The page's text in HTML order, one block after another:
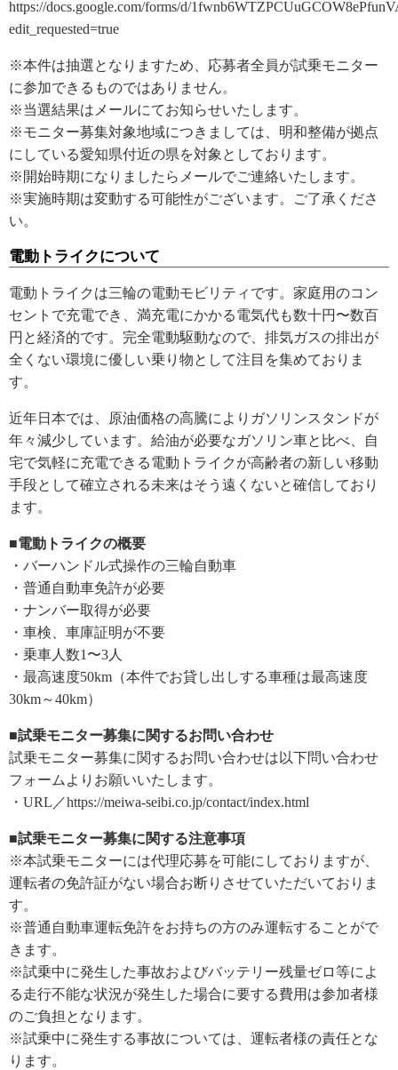
https://docs.google.com/forms/d/
edit_requested=true
※本件は抽選となりますため、応募者全員が試乗モニター
に参加できるものではありません。
※当選結果はメールにてお知らせいたします。
※モニター募集対象地域につきましては、明和整備が拠点
にしている愛知県付近の県を対象としております。
※開始時期になりましたらメールでご連絡いたします。
※実施時期は変動する可能性がございます。ご了承くださ
い。
電動トライクについて
電動トライクは三輪の電動モビリティです。家庭用のコン
セントで充電でき、満充電にかかる電気代も数十円〜数百
円と経済的です。完全電動駆動なので、排気ガスの排出が
全くない環境に優しい乗り物として注目を集めておりま
す。
近年日本では、原油価格の高騰によりガソリンスタンドが
年々減少しています。給油が必要なガソリン車と比べ、自
宅で気軽に充電できる電動トライクが高齢者の新しい移動
手段として確立される未来はそう遠くないと確信しており
ます。
■電動トライクの概要
・バーハンドル式操作の三輪自動車
・普通自動車免許が必要
・ナンバー取得が必要
・車検、車庫証明が不要
・乗車人数1〜3人
・最高速度50km（本件でお貸し出しする車種は最高速度
30km～40km）
■試乗モニター募集に関するお問い合わせ
試乗モニター募集に関するお問い合わせは以下問い合わせ
フォームよりお願いいたします。
・URL／https://meiwa-seibi.co.jp/contact/index.html
■試乗モニター募集に関する注意事項
※本試乗モニターには代理応募を可能にしておりますが、
運転者の免許証がない場合お断りさせていただいておりま
す。
※普通自動車運転免許をお持ちの方のみ運転することがで
きます。
※試乗中に発生した事故およびバッテリー残量ゼロ等によ
る走行不能な状況が発生した場合に要する費用は参加者様
のご負担となります。
※試乗中に発生する事故については、運転者様の責任とな
ります。